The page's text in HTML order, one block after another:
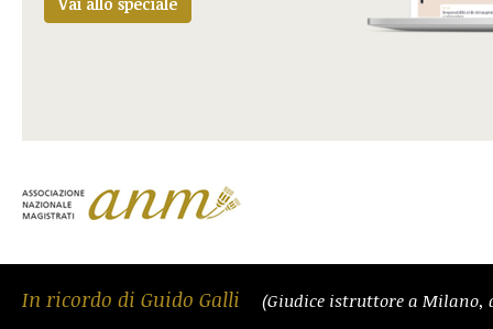
In ricordo di Guido Galli (Giudice istruttore a Milano,